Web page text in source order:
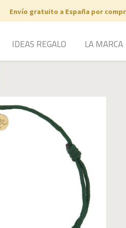
Envío gratuito a España por
IDEAS REGALO LA MARCA